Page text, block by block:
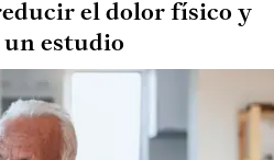
el dolor físico y
un estudio